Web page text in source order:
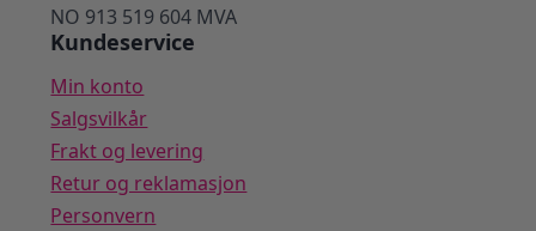
NO 913 519 604 MVA
Kundeservice
Min konto
Salgsvilkår
Frakt og levering
Retur og reklamasjon
Personvern